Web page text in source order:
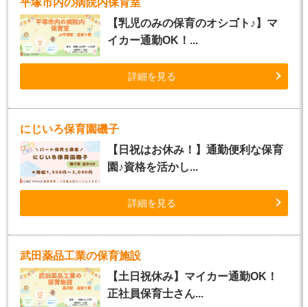
平塚市内の病院内保育室
【乳児のみの保育のオシゴト♪】マ
イカー通勤OK！...
詳細を見る
にじいろ保育園磯子
【日祝はお休み！】通勤便利な保育
園♪資格を活かし...
詳細を見る
武田薬品工業の保育施設
【土日祝休み】マイカー通勤OK！
正社員保育士さん...